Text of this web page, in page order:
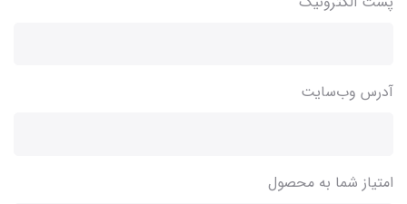
آدرس وب‌سایت
امتیاز شما به محصول